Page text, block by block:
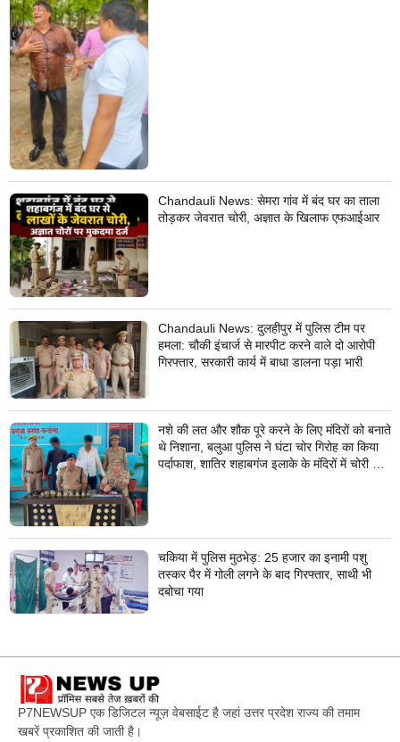
Chandauli News: सेमरा गांव में बंद घर का ताला
तोड़कर जेवरात चोरी, अज्ञात के खिलाफ एफआईआर
Chandauli News: दुलहीपुर में पुलिस टीम पर
हमला: चौकी इंचार्ज से मारपीट करने वाले दो आरोपी
गिरफ्तार, सरकारी कार्य में बाधा डालना पड़ा भारी
नशे की लत और शौक पूरे करने के लिए मंदिरों को बनाते
थे निशाना, बलुआ पुलिस ने घंटा चोर गिरोह का किया
पर्दाफाश, शातिर शहाबगंज इलाके के मंदिरों में चोरी की
चकिया में पुलिस मुठभेड़: 25 हजार का इनामी पशु
तस्कर पैर में गोली लगने के बाद गिरफ्तार, साथी भी
दबोचा गया
P7NEWSUP एक डिजिटल न्यूज़ वेबसाईट है जहां उत्तर प्रदेश राज्य की तमाम
खबरें प्रकाशित की जाती है।